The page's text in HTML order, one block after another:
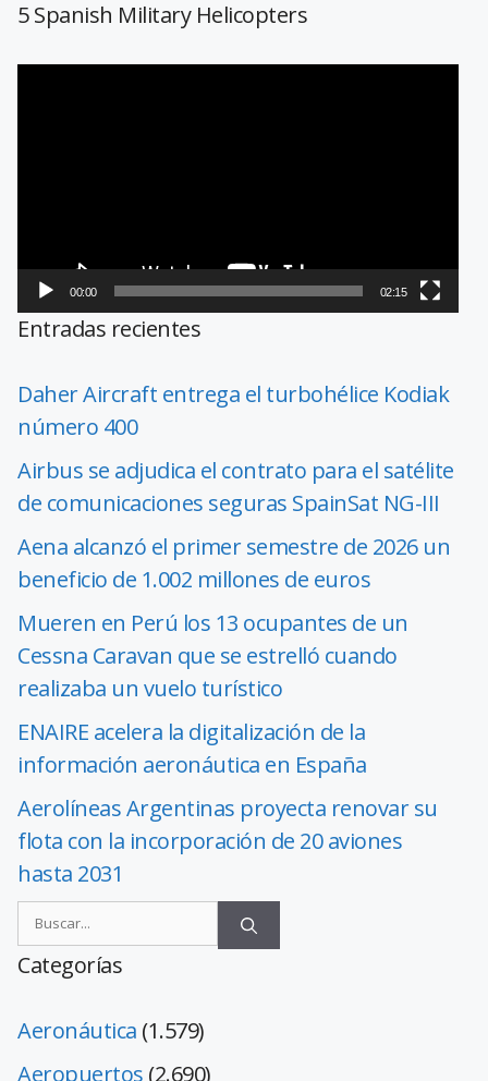
5 Spanish Military Helicopters
00:00 02:15
Entradas recientes
Daher Aircraft entrega el turbohélice Kodiak
número 400
Airbus se adjudica el contrato para el satélite
de comunicaciones seguras SpainSat NG-III
Aena alcanzó el primer semestre de 2026 un
beneficio de 1.002 millones de euros
Mueren en Perú los 13 ocupantes de un
Cessna Caravan que se estrelló cuando
realizaba un vuelo turístico
ENAIRE acelera la digitalización de la
información aeronáutica en España
Aerolíneas Argentinas proyecta renovar su
flota con la incorporación de 20 aviones
hasta 2031
Categorías
Aeronáutica (1.579)
Aeropuertos (2.690)